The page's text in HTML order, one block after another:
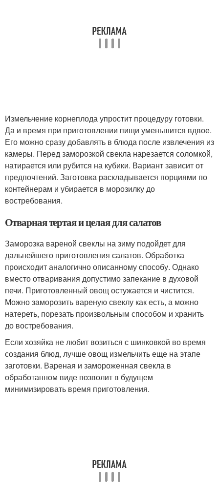
Измельчение корнеплода упростит процедуру готовки.
Да и время при приготовлении пищи уменьшится вдвое.
Его можно сразу добавлять в блюда после извлечения из
камеры. Перед заморозкой свекла нарезается соломкой,
натирается или рубится на кубики. Вариант зависит от
предпочтений. Заготовка раскладывается порциями по
контейнерам и убирается в морозилку до
востребования.
Отварная тертая и целая для салатов
Заморозка вареной свеклы на зиму подойдет для
дальнейшего приготовления салатов. Обработка
происходит аналогично описанному способу. Однако
вместо отваривания допустимо запекание в духовой
печи. Приготовленный овощ остужается и чистится.
Можно заморозить вареную свеклу как есть, а можно
натереть, порезать произвольным способом и хранить
до востребования.
Если хозяйка не любит возиться с шинковкой во время
создания блюд, лучше овощ измельчить еще на этапе
заготовки. Вареная и замороженная свекла в
обработанном виде позволит в будущем
минимизировать время приготовления.